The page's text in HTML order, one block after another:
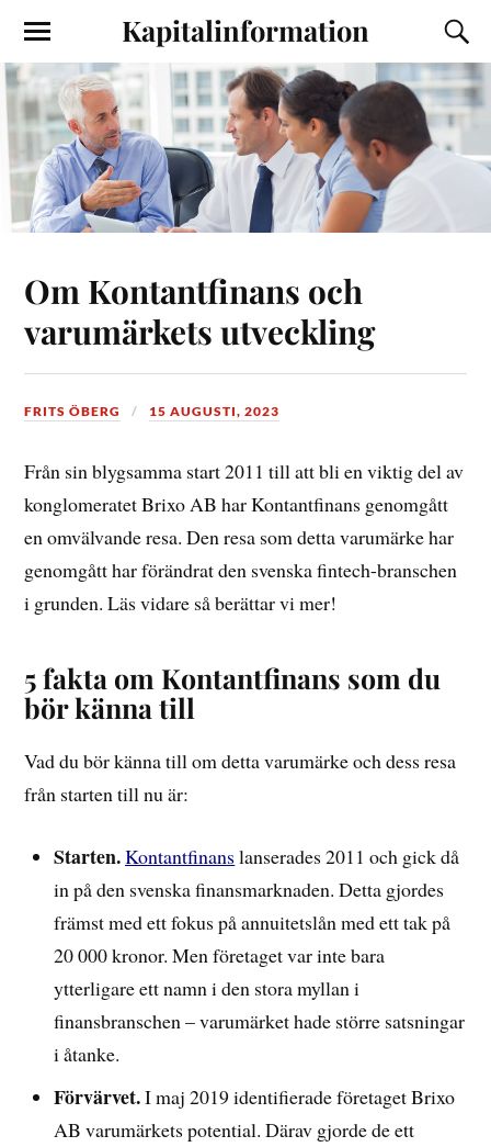
Kapitalinformation
Om Kontantfinans och
varumärkets utveckling
FRITS ÖBERG 15 AUGUSTI, 2023
Från sin blygsamma start 2011 till att bli en viktig del av
konglomeratet Brixo AB har Kontantfinans genomgått
en omvälvande resa. Den resa som detta varumärke har
genomgått har förändrat den svenska fintech-branschen
i grunden. Läs vidare så berättar vi mer!
5 fakta om Kontantfinans som du
bör känna till
Vad du bör känna till om detta varumärke och dess resa
från starten till nu är:
Starten.Kontantfinanslanserades 2011 och gick då
in på den svenska finansmarknaden. Detta gjordes
främst med ett fokus på annuitetslån med ett tak på
20 000 kronor. Men företaget var inte bara
ytterligare ett namn i den stora myllan i
finansbranschen – varumärket hade större satsningar
i åtanke.
Förvärvet.I maj 2019 identifierade företaget Brixo
AB varumärkets potential. Därav gjorde de ett